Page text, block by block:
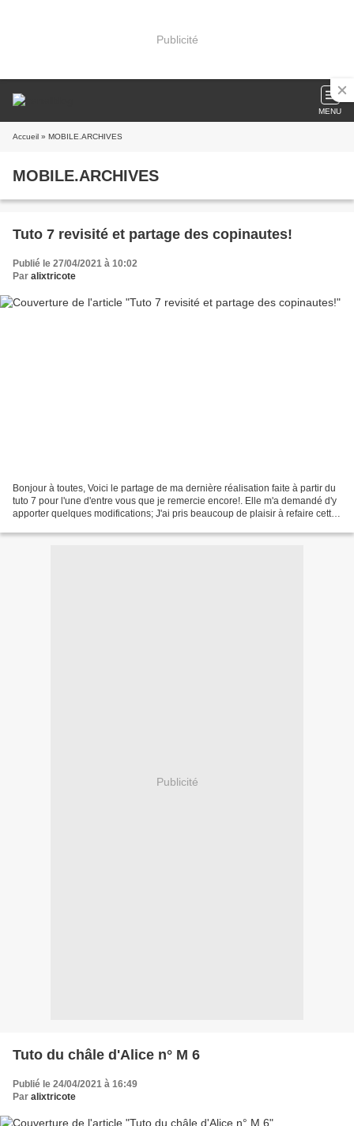
Publicité
MENU
Accueil » MOBILE.ARCHIVES
MOBILE.ARCHIVES
Tuto 7 revisité et partage des copinautes!
Publié le 27/04/2021 à 10:02
Par alixtricote
Bonjour à toutes, Voici le partage de ma dernière réalisation faite à partir du
tuto 7 pour l'une d'entre vous que je remercie encore!. Elle m'a demandé d'y
apporter quelques modifications; J'ai pris beaucoup de plaisir à refaire cette
Publicité
Tuto du châle d'Alice n° M 6
Publié le 24/04/2021 à 16:49
Par alixtricote